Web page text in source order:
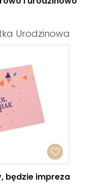
Urodzinowa
będzie impreza